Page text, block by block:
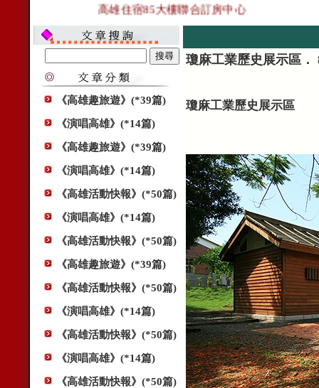
高雄住宿85大樓聯合訂房中心
《高雄趣旅遊》(*39篇)
《演唱高雄》(*14篇)
《高雄趣旅遊》(*39篇)
《演唱高雄》(*14篇)
《高雄活動快報》(*50篇)
《演唱高雄》(*14篇)
《高雄活動快報》(*50篇)
《高雄趣旅遊》(*39篇)
《高雄活動快報》(*50篇)
《演唱高雄》(*14篇)
《高雄活動快報》(*50篇)
《演唱高雄》(*14篇)
《高雄活動快報》(*50篇)
瓊麻工業歷史展示區．
瓊麻工業歷史展示區